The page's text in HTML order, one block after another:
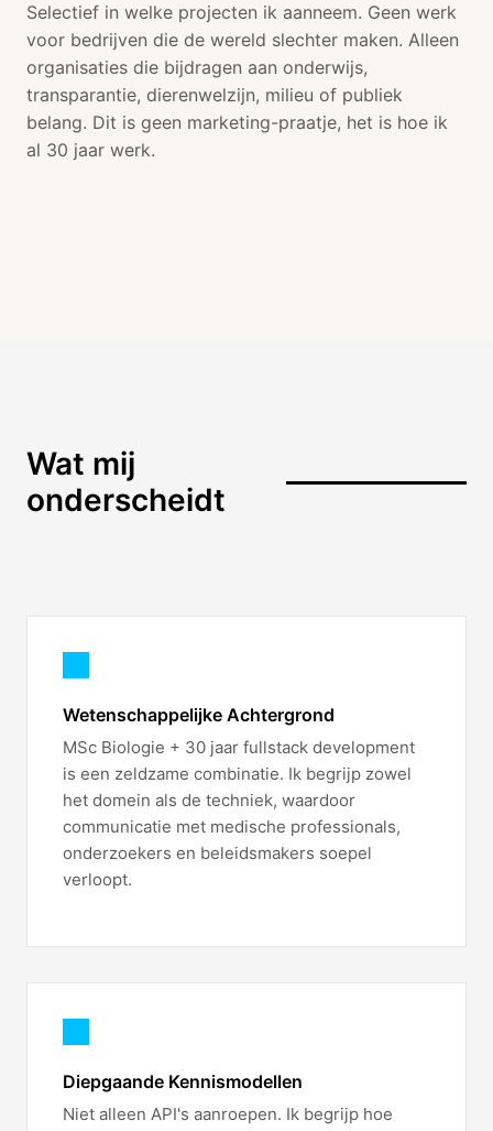
Selectief in welke projecten ik aanneem. Geen werk
voor bedrijven die de wereld slechter maken. Alleen
organisaties die bijdragen aan onderwijs,
transparantie, dierenwelzijn, milieu of publiek
belang. Dit is geen marketing-praatje, het is hoe ik
al 30 jaar werk.
Wat mij
onderscheidt
Wetenschappelijke Achtergrond
MSc Biologie + 30 jaar fullstack development
is een zeldzame combinatie. Ik begrijp zowel
het domein als de techniek, waardoor
communicatie met medische professionals,
onderzoekers en beleidsmakers soepel
verloopt.
Diepgaande Kennismodellen
Niet alleen API's aanroepen. Ik begrijp hoe